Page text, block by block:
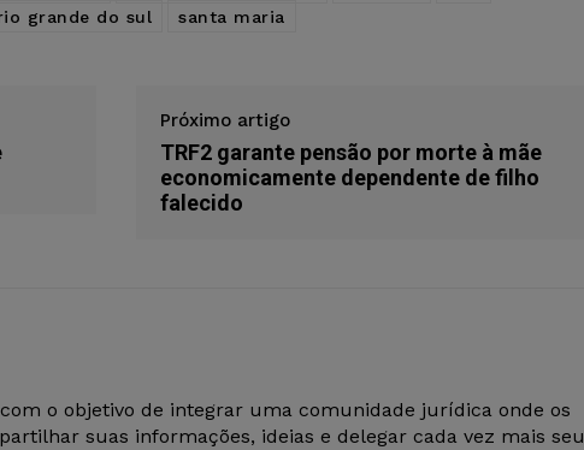
grande do sul santa maria
Próximo artigo
TRF2 garante pensão por morte à mãe
economicamente dependente de filho
falecido
o objetivo de integrar uma comunidade jurídica onde os
suas informações, ideias e delegar cada vez mais seu